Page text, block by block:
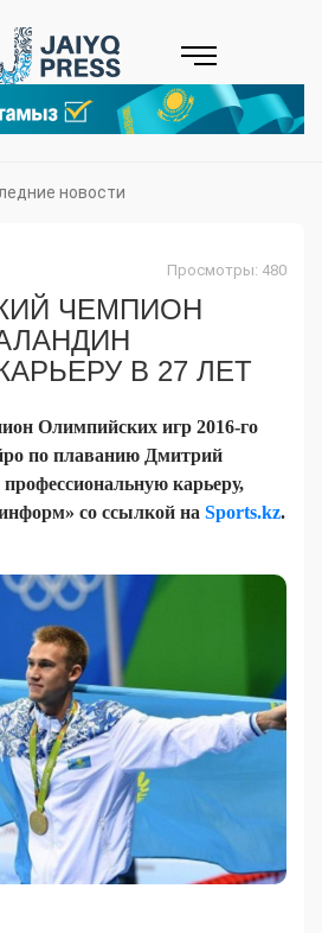
новости
Просмотры: 480
ЧЕМПИОН
В 27 ЛЕТ
Олимпийских игр 2016-го
по плаванию Дмитрий
карьеру,
со ссылкой на Sports.kz.